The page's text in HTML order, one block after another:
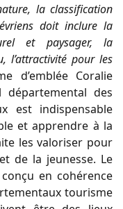
la classification
doit inclure la
et paysager, la
l’attractivité pour les
d’emblée Coralie
départemental des
est indispensable
et apprendre à la
les valoriser pour
de la jeunesse. Le
en cohérence
tourisme